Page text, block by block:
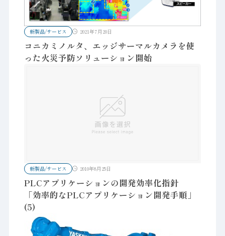
新製品/サービス 2021年7月20日
コニカミノルタ、エッジサーマルカメラを使
った火災予防ソリューション開始
新製品/サービス 2010年8月25日
PLCアプリケーションの開発効率化指針
「効率的なPLCアプリケーション開発手順」
(5)